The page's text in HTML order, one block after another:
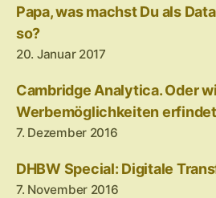
Papa, was machst Du als
so?
20. Januar 2017
Cambridge Analytica. Oder
Werbemöglichkeiten
7. Dezember 2016
DHBW Special: Digitale
7. November 2016